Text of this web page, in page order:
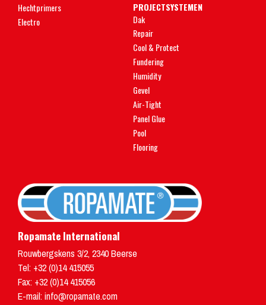
Hechtprimers
Electro
PROJECTSYSTEMEN
Dak
Repair
Cool & Protect
Fundering
Humidity
Gevel
Air-Tight
Panel Glue
Pool
Flooring
Ropamate International
Rouwbergskens 3/2, 2340Beerse
Tel: +32 (0)14 415055
Fax: +32 (0)14 415056
E-mail: info@ropamate.com